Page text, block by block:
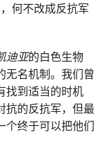
何不改成反抗军
迪亚的白色生物
无名机制。我们曾
找到适当的时机
抗的反抗军，但最
个终于可以把他们